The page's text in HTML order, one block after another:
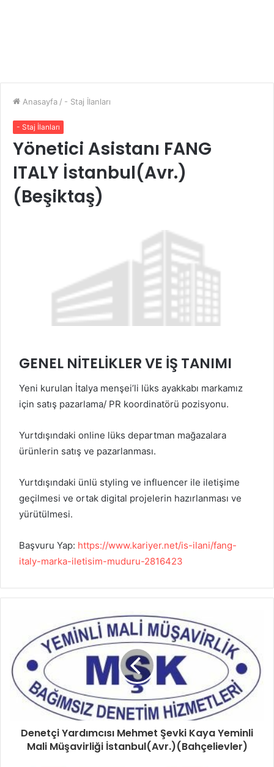
Anasayfa / - Staj İlanları
- Staj İlanları
Yönetici Asistanı FANG
ITALY İstanbul(Avr.)
(Beşiktaş)
GENEL NİTELİKLER VE İŞ TANIMI
Yeni kurulan İtalya menşei’li lüks ayakkabı markamız
için satış pazarlama/ PR koordinatörü pozisyonu.
Yurtdışındaki online lüks departman mağazalara
ürünlerin satış ve pazarlanması.
Yurtdışındaki ünlü styling ve influencer ile iletişime
geçilmesi ve ortak digital projelerin hazırlanması ve
yürütülmesi.
Başvuru Yap: https://www.kariyer.net/is-ilani/fang-
italy-marka-iletisim-muduru-2816423
Denetçi Yardımcısı Mehmet Şevki Kaya Yeminli
Mali Müşavirliği İstanbul(Avr.)(Bahçelievler)